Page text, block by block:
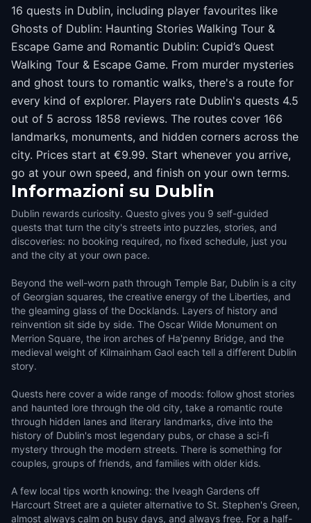
16 quests in Dublin, including player favourites like
Ghosts of Dublin: Haunting Stories Walking Tour &
Escape Game and Romantic Dublin: Cupid’s Quest
Walking Tour & Escape Game. From murder mysteries
and ghost tours to romantic walks, there's a route for
every kind of explorer. Players rate Dublin's quests 4.5
out of 5 across 1858 reviews. The routes cover 166
landmarks, monuments, and hidden corners across the
city. Prices start at €9.99. Start whenever you arrive,
go at your own speed, and finish on your own terms.
Informazioni su Dublin
Dublin rewards curiosity. Questo gives you 9 self-guided
quests that turn the city's streets into puzzles, stories, and
discoveries: no booking required, no fixed schedule, just you
and the city at your own pace.
Beyond the well-worn path through Temple Bar, Dublin is a city
of Georgian squares, the creative energy of the Liberties, and
the gleaming glass of the Docklands. Layers of history and
reinvention sit side by side. The Oscar Wilde Monument on
Merrion Square, the iron arches of Ha'penny Bridge, and the
medieval weight of Kilmainham Gaol each tell a different Dublin
story.
Quests here cover a wide range of moods: follow ghost stories
and haunted lore through the old city, take a romantic route
through hidden lanes and literary landmarks, dive into the
history of Dublin's most legendary pubs, or chase a sci-fi
mystery through the modern streets. There is something for
couples, groups of friends, and families with older kids.
A few local tips worth knowing: the Iveagh Gardens off
Harcourt Street are a quieter alternative to St. Stephen's Green,
almost always calm on busy days, and always free. For a half-